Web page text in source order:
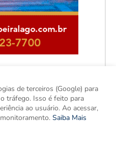
de terceiros (Google) para
tráfego. Isso é feito para
ao usuário. Ao acessar,
Saiba Mais